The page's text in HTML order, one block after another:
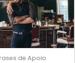
de Apoio